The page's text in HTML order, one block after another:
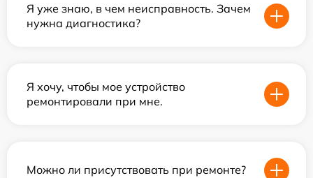
Я уже знаю, в чем неисправность. Зачем
нужна диагностика?
Я хочу, чтобы мое устройство
ремонтировали при мне.
Можно ли присутствовать при ремонте?